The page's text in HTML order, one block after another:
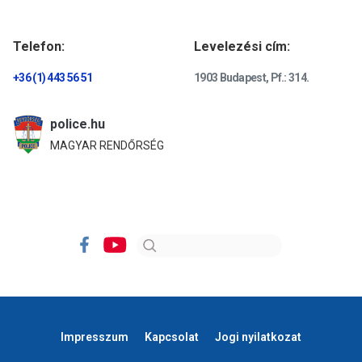
Telefon:
+36 (1) 443 56 51
Levelezési cím:
1903 Budapest, Pf.: 314.
police.hu
MAGYAR RENDŐRSÉG
Impresszum Kapcsolat Jogi nyilatkozat